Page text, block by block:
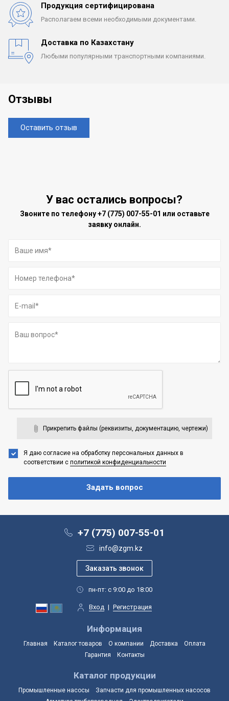
Продукция сертифицирована
Располагаем всеми необходимыми документами.
Доставка по Казахстану
Любыми популярными транспортными компаниями.
Отзывы
Оставить отзыв
У вас остались вопросы?
Звоните по телефону+7 (775) 007-55-01 или оставьте
заявку онлайн.
Прикрепить файлы (реквизиты, документацию, чертежи)
Я даю согласие на обработку персональных данных в
соответствии с политикой конфиденциальности
+7 (775) 007-55-01
info@zgm.kz
пн-пт: с 9:00 до 18:00
Вход | Регистрация
Информация
Главная Каталог товаров О компании Доставка
Оплата
Гарантия
Контакты
Каталог продукции
Промышленные насосы
Запчасти для промышленных насосов